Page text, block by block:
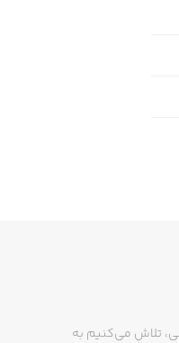
تلاش می‌کنیم به